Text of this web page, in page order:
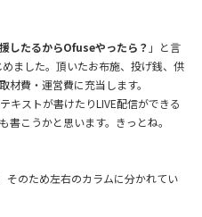
したるからOfuseやったら？ 」と言
ました。頂いたお布施、投げ銭、供
費・運営費に充当します。
キストが書けたりLIVE配信ができる
こうかと思います。きっとね。
そのため左右のカラムに分かれてい